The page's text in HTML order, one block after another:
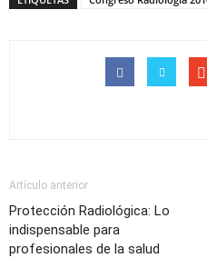
Artículo anterior
Protección Radiológica: Lo
indispensable para
profesionales de la salud